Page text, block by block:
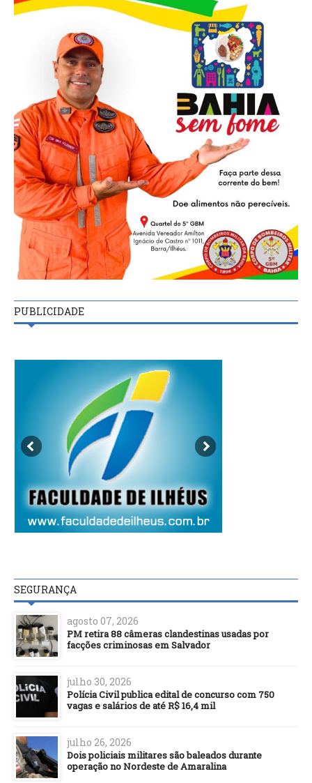
PUBLICIDADE
SEGURANÇA
agosto 07, 2026
PM retira 88 câmeras clandestinas usadas por
facções criminosas em Salvador
julho 30, 2026
Polícia Civil publica edital de concurso com 750
vagas e salários de até R$ 16,4 mil
julho 26, 2026
Dois policiais militares são baleados durante
operação no Nordeste de Amaralina